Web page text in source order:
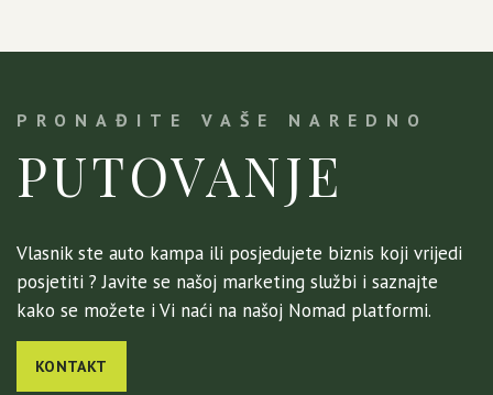
PRONAĐITE VAŠE NAREDNO
PUTOVANJE
Vlasnik ste auto kampa ili posjedujete biznis koji vrijedi
posjetiti ? Javite se našoj marketing službi i saznajte
kako se možete i Vi naći na našoj Nomad platformi.
KONTAKT